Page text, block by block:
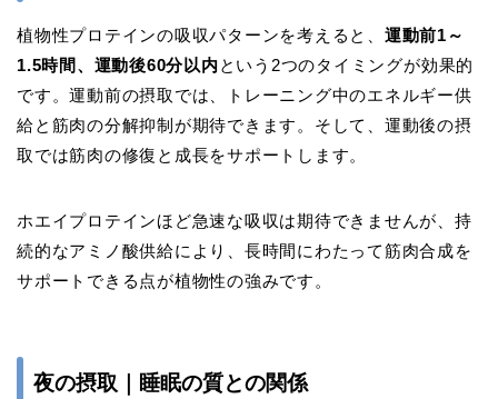
植物性プロテインの吸収パターンを考えると、 運動前1～
1.5時間、運動後60分以内という2つのタイミングが効果的
です。運動前の摂取では、トレーニング中のエネルギー供
給と筋肉の分解抑制が期待できます。そして、運動後の摂
取では筋肉の修復と成長をサポートします。
ホエイプロテインほど急速な吸収は期待できませんが、持
続的なアミノ酸供給により、長時間にわたって筋肉合成を
サポートできる点が植物性の強みです。
夜の摂取｜睡眠の質との関係